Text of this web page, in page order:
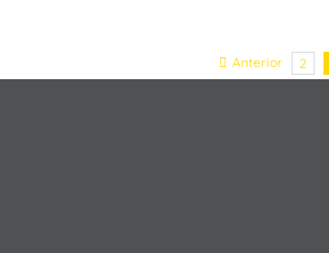
Anterior 2